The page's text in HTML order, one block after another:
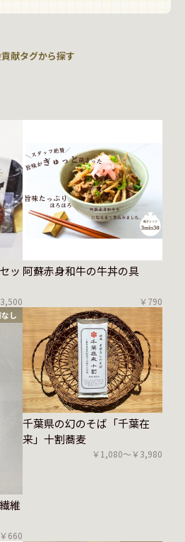
献タグから探す
ッ 阿蘇赤身和牛の牛丼の具
￥790
維
￥660
し
千葉県の幻のそば「千葉在
来」十割蕎麦
￥1,080〜￥3,980